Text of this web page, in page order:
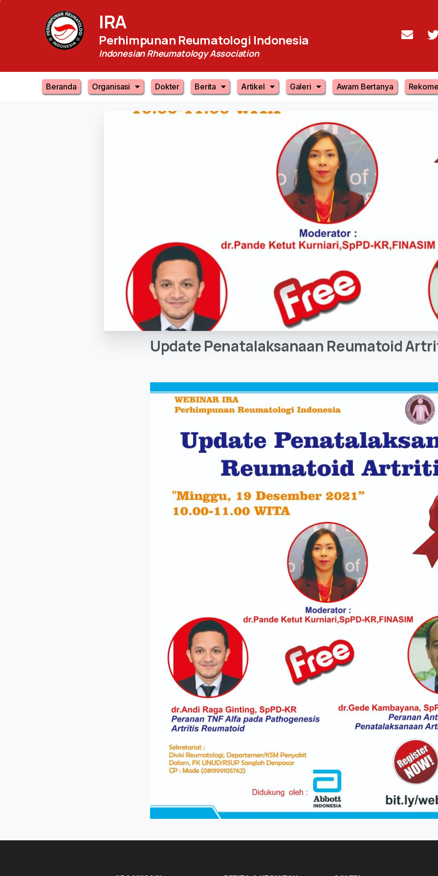
IRA
Perhimpunan Reumatologi Indonesia
Indonesian Rheumatology Association
Beranda Organisasi Dokter Berita Artikel Galeri Awam Bertanya
UpdatePenatalaksanaan Reumatoid